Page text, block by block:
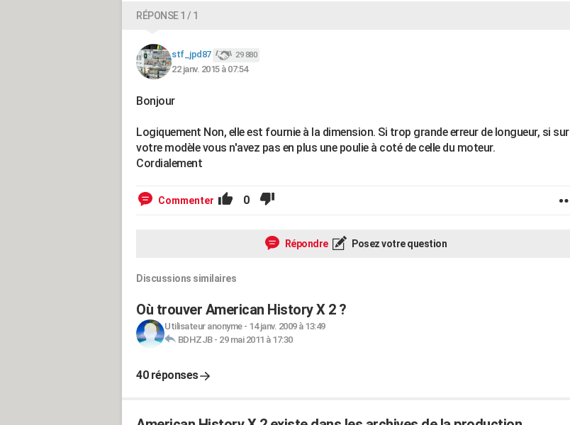
RÉPONSE 1 / 1
stf_jpd87 29 880
22 janv. 2015 à 07:54
Bonjour
Logiquement Non, elle est fournie à la dimension. Si trop grande erreur de longueur, si sur
votre modèle vous n'avez pas en plus une poulie à coté de celle du moteur.
Cordialement
Commenter 0
Répondre Posez votre question
Discussions similaires
Où trouver American History X 2 ?
Utilisateur anonyme- 14 janv. 2009 à 13:49
BDHZJB- 29 mai 2011 à 17:30
40 réponses